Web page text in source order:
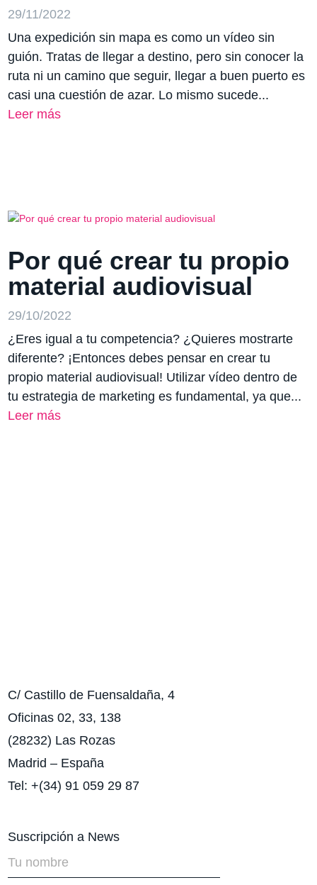
29/11/2022
Una expedición sin mapa es como un vídeo sin
guión. Tratas de llegar a destino, pero sin conocer la
ruta ni un camino que seguir, llegar a buen puerto es
casi una cuestión de azar. Lo mismo sucede...
Leer más
Por qué crear tu propio
material audiovisual
29/10/2022
¿Eres igual a tu competencia? ¿Quieres mostrarte
diferente? ¡Entonces debes pensar en crear tu
propio material audiovisual! Utilizar vídeo dentro de
tu estrategia de marketing es fundamental, ya que...
Leer más
C/ Castillo de Fuensaldaña, 4
Oficinas 02, 33, 138
(28232) Las Rozas
Madrid – España
Tel: +(34) 91 059 29 87
Suscripción a News